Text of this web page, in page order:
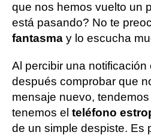
que nos hemos vuelto un
está pasando? No te
fantasma y lo escucha
Al percibir una
después comprobar que
mensaje nuevo,
tenemos el teléfono
de un simple despiste. Es